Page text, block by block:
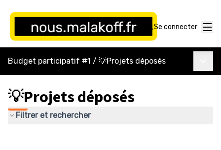
Se connecter
Budget participatif #1 / 💡Projets déposés
💡Projets déposés
Filtrer et rechercher